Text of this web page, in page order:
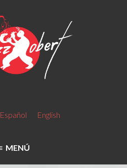
Español English
MENÚ